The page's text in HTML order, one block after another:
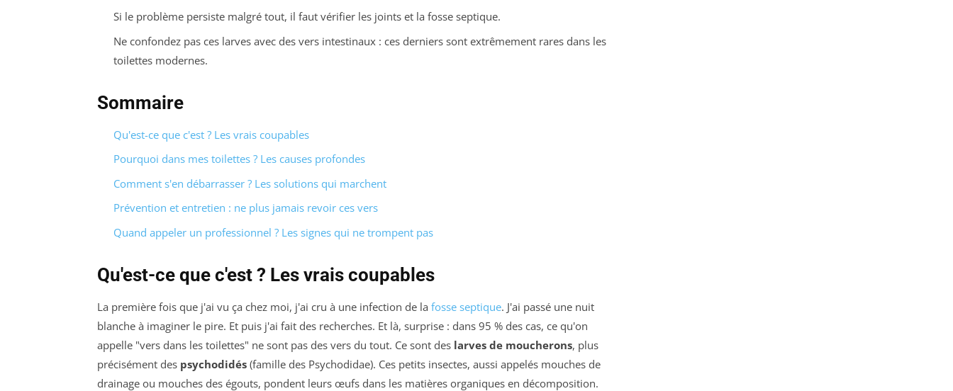
Si le problème persiste malgré tout, il faut vérifier les joints et la fosse septique.
Ne confondez pas ces larves avec des vers intestinaux : ces derniers sont extrêmement rares dans les
toilettes modernes.
Sommaire
Qu'est-ce que c'est ? Les vrais coupables
Pourquoi dans mes toilettes ? Les causes profondes
Comment s'en débarrasser ? Les solutions qui marchent
Prévention et entretien : ne plus jamais revoir ces vers
Quand appeler un professionnel ? Les signes qui ne trompent pas
Qu'est-ce que c'est ? Les vrais coupables
La première fois que j'ai vu ça chez moi, j'ai cru à une infection de la fosse septique. J'ai passé une nuit
blanche à imaginer le pire. Et puis j'ai fait des recherches. Et là, surprise : dans 95 % des cas, ce qu'on
appelle "vers dans les toilettes" ne sont pas des vers du tout. Ce sont des larves de moucherons, plus
précisément des psychodidés (famille des Psychodidae). Ces petits insectes, aussi appelés mouches de
drainage ou mouches des égouts, pondent leurs œufs dans les matières organiques en décomposition.